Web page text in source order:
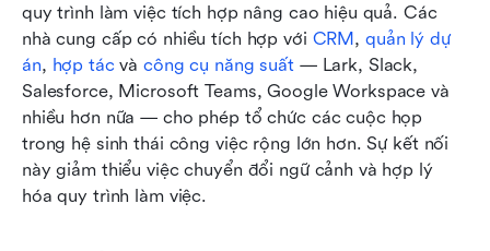
quy trình làm việc tích hợp nâng cao hiệu quả. Các
nhà cung cấp có nhiều tích hợp với CRM, quản lý dự
án, hợp tác và công cụ năng suất — Lark, Slack,
Salesforce, Microsoft Teams, Google Workspace và
nhiều hơn nữa — cho phép tổ chức các cuộc họp
trong hệ sinh thái công việc rộng lớn hơn. Sự kết nối
này giảm thiểu việc chuyển đổi ngữ cảnh và hợp lý
hóa quy trình làm việc.